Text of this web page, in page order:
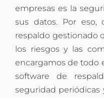
empresas es la
sus datos. Por eso,
respaldo gestionado
los riesgos y las
encargamos de todo
software de
seguridad periódicas